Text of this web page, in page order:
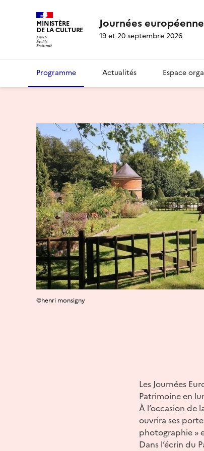
MINISTÈRE
DE LA CULTURE Journées
19 et 20 septembre 2026
Programme Actualités Espace
©henri monsigny
Les Journées
Patrimoine en
À l’occasion de
ouvrira ses
photographie »
Dans l’écrin du